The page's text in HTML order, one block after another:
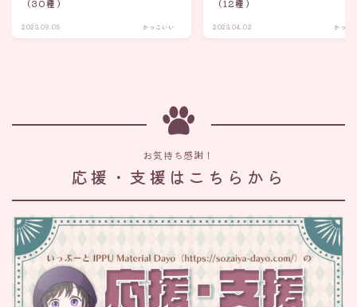
（30種）
2023.09.05 かっこいい
（12種）
2023.04.02 かっこ
お気持ち感謝！
応援・支援はこちらから